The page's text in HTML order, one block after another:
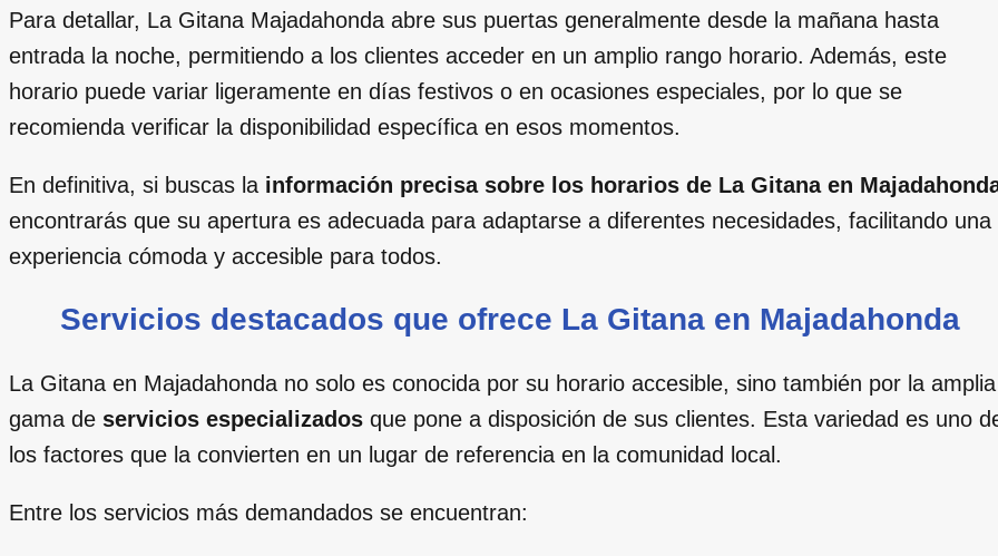
Para detallar, La Gitana Majadahonda abre sus puertas generalmente desde la mañana hasta
entrada la noche, permitiendo a los clientes acceder en un amplio rango horario. Además, este
horario puede variar ligeramente en días festivos o en ocasiones especiales, por lo que se
recomienda verificar la disponibilidad específica en esos momentos.
En definitiva, si buscas la información precisa sobre los horarios de La Gitana en
encontrarás que su apertura es adecuada para adaptarse a diferentes necesidades, facilitando una
experiencia cómoda y accesible para todos.
Servicios destacados que ofrece La Gitana en Majadahonda
La Gitana en Majadahonda no solo es conocida por su horario accesible, sino también por la amplia
gama de servicios especializados que pone a disposición de sus clientes. Esta variedad es uno
los factores que la convierten en un lugar de referencia en la comunidad local.
Entre los servicios más demandados se encuentran: